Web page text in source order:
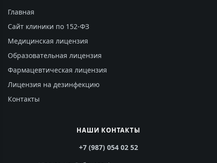
Главная
Сайт клиники по 152-ФЗ
Медицинская лицензия
Образовательная лицензия
Фармацевтическая лицензия
Лицензия на дезинфекцию
Контакты
НАШИ КОНТАКТЫ
+7 (987) 054 02 52